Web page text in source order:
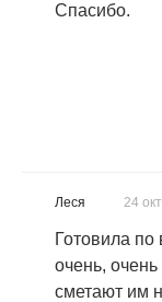
Спасибо.
Леся 24
Готовила по
очень,
сметают им